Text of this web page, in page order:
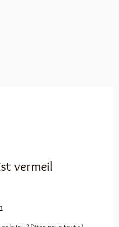
vermeil